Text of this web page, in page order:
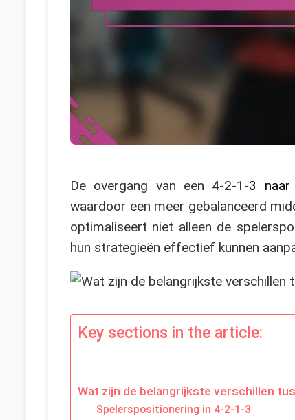
De overgang van een 4-2-1-3 naar
waardoor een meer gebalanceerd
optimaliseert niet alleen de
hun strategieën effectief kunnen
Key sections in the article:
Wat zijn de belangrijkste verschillen
Spelerspositionering in 4-2-1-3